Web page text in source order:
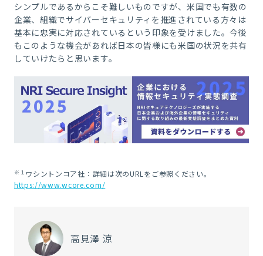
シンプルであるからこそ難しいものですが、米国でも有数の
企業、組織でサイバーセキュリティを推進されている方々は
基本に忠実に対応されているという印象を受けました。今後
もこのような機会があれば日本の皆様にも米国の状況を共有
していけたらと思います。
※１ ワシントンコア社：詳細は次のURLをご参照ください。
https://www.wcore.com/
高見澤 涼